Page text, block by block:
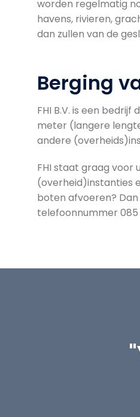
worden regelmatig
havens, rivieren,
dan zullen van de
Berging
FHI B.V. is een
meter (langere
andere
FHI staat graag voor
(overheid)instanties
boten afvoeren?
telefoonnummer